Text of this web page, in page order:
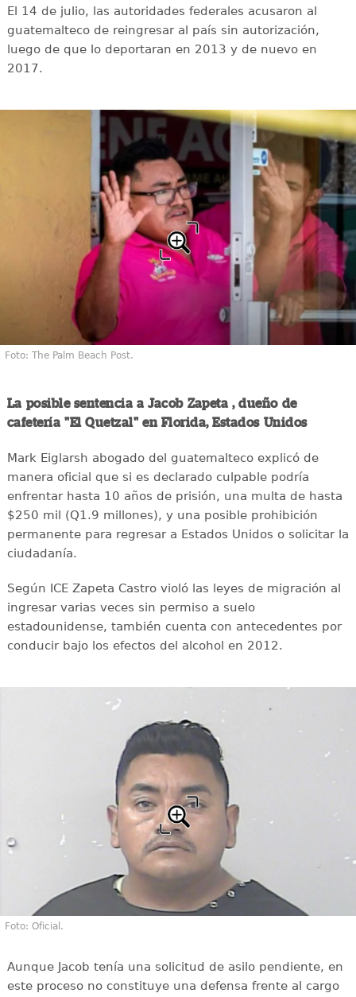
El 14 de julio, las autoridades federales acusaron al
guatemalteco de reingresar al país sin autorización,
luego de que lo deportaran en 2013 y de nuevo en
2017.
Foto: The Palm Beach Post.
La posible sentencia a Jacob Zapeta , dueño de
cafetería "El Quetzal" en Florida, Estados Unidos
Mark Eiglarsh abogado del guatemalteco explicó de
manera oficial que si es declarado culpable podría
enfrentar hasta 10 años de prisión, una multa de hasta
$250 mil (Q1.9 millones), y una posible prohibición
permanente para regresar a Estados Unidos o solicitar la
ciudadanía.
Según ICE Zapeta Castro violó las leyes de migración al
ingresar varias veces sin permiso a suelo
estadounidense, también cuenta con antecedentes por
conducir bajo los efectos del alcohol en 2012.
Foto: Oficial.
Aunque Jacob tenía una solicitud de asilo pendiente, en
este proceso no constituye una defensa frente al cargo